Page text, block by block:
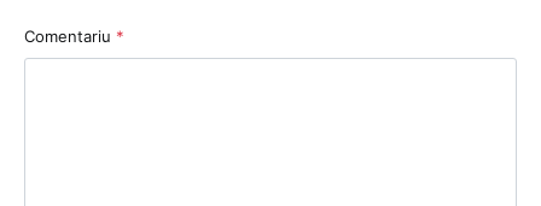
Comentariu *